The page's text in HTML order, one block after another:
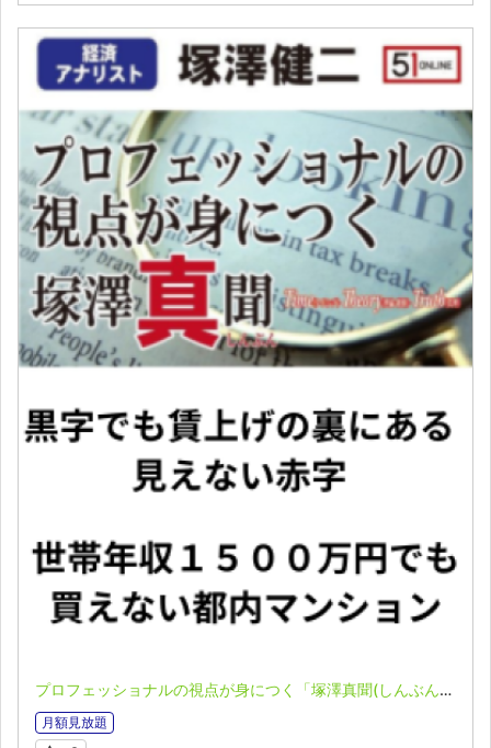
プロフェッショナルの視点が身につく「塚澤真聞(しんぶん)」(2026.4.20）
月額見放題